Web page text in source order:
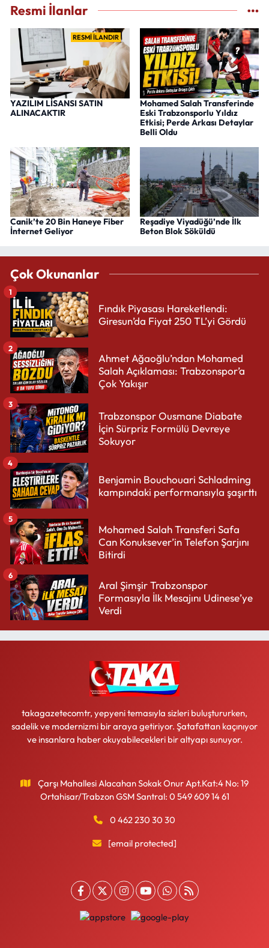
Resmi İlanlar
RESMİ İLANDIR
YAZILIM LİSANSI SATIN
ALINACAKTIR
Mohamed Salah Transferinde
Eski Trabzonsporlu Yıldız
Etkisi; Perde Arkası Detaylar
Belli Oldu
Canik’te 20 Bin Haneye Fiber
İnternet Geliyor
Reşadiye Viyadüğü’nde İlk
Beton Blok Söküldü
Çok Okunanlar
Fındık Piyasası Hareketlendi:
Giresun’da Fiyat 250 TL’yi Gördü
1
Ahmet Ağaoğlu’ndan Mohamed
Salah Açıklaması: Trabzonspor’a
Çok Yakışır
2
Trabzonspor Ousmane Diabate
İçin Sürpriz Formülü Devreye
Sokuyor
3
Benjamin Bouchouari Schladming
kampındaki performansıyla şaşırttı
4
Mohamed Salah Transferi Safa
Can Konuksever’in Telefon Şarjını
Bitirdi
5
Aral Şimşir Trabzonspor
Formasıyla İlk Mesajını Udinese’ye
Verdi
6
takagazetecomtr, yepyeni temasıyla sizleri buluştururken,
sadelik ve modernizmi bir araya getiriyor. Şatafattan kaçınıyor
ve insanlara haber okuyabilecekleri bir altyapı sunuyor.
Çarşı Mahallesi Alacahan Sokak Onur Apt.Kat:4 No: 19
Ortahisar/Trabzon GSM Santral: 0 549 609 14 61
0 462 230 30 30
[email protected]